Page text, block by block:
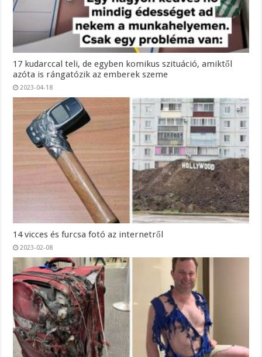
17 kudarccal teli, de egyben komikus szituáció, amiktől
azóta is rángatózik az emberek szeme
2023-04-18
14 vicces és furcsa fotó az internetről
2023-02-08